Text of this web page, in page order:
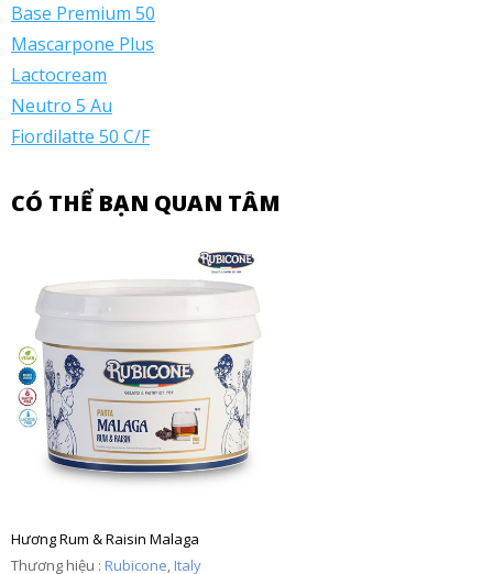
Base Premium 50
Mascarpone Plus
Lactocream
Neutro 5 Au
Fiordilatte 50 C/F
CÓ THỂ BẠN QUAN TÂM
Hương Rum & Raisin Malaga
Thương hiệu : Rubicone Italy